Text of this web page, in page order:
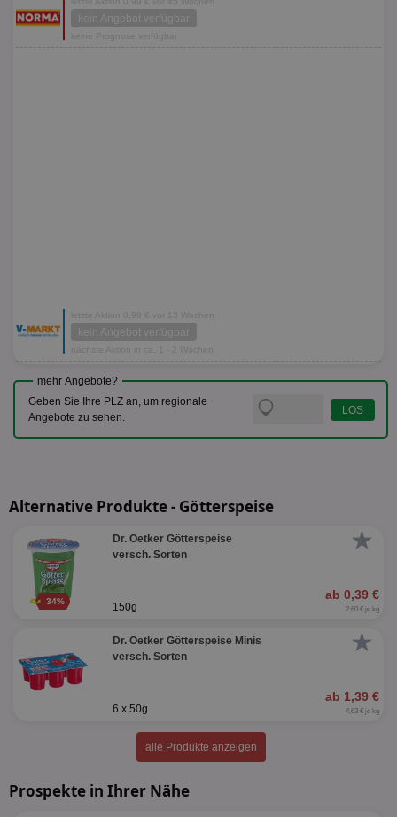
kein Angebot verfügbar
keine Prognose verfügbar
letzte Aktion 0,99 € vor 13 Wochen
kein Angebot verfügbar
nächste Aktion in ca. 1 - 2 Wochen
mehr Angebote?
Geben Sie Ihre PLZ an, um regionale
Angebote zu sehen.
Alternative Produkte - Götterspeise
★
34%
Dr. Oetker Götterspeise
versch. Sorten
ab 0,39 €
150g 2,60 € je kg
★
Dr. Oetker Götterspeise Minis
versch. Sorten
ab 1,39 €
6 x 50g 4,63 € je kg
alle Produkte anzeigen
Prospekte in Ihrer Nähe